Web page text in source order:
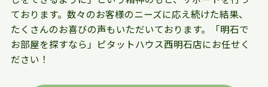
ております。数々のお客様のニーズに応え続けた結果、
たくさんのお喜びの声もいただいております。「明石で
お部屋を探すなら」ピタットハウス西明石店にお任せく
ださい！